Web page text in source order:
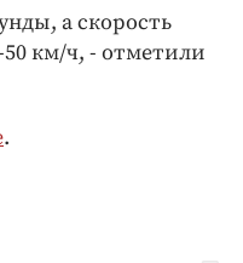
а скорость
50 км/ч, - отметили
.